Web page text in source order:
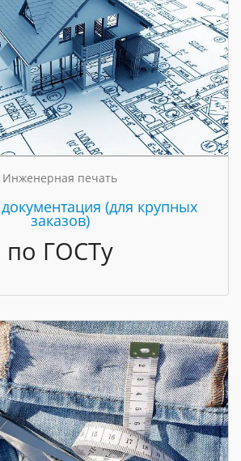
Инженерная печать
(для крупных
заказов)
по ГОСТу